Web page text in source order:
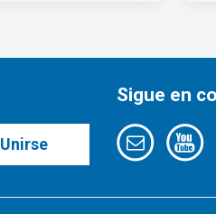
Unirse
Sigue en